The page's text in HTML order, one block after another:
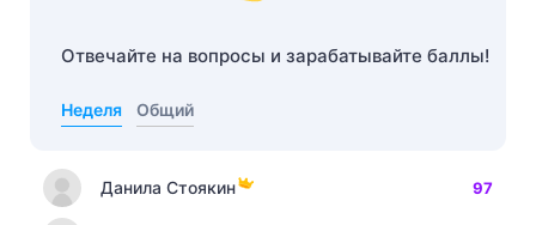
Отвечайте на вопросы и зарабатывайте баллы!
Неделя Общий
Данила Стоякин 97